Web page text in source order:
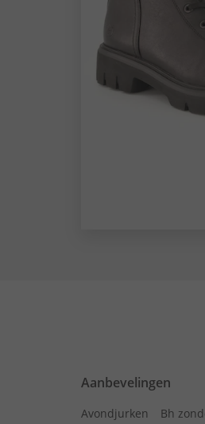
Aanbevelingen
Avondjurken Bh